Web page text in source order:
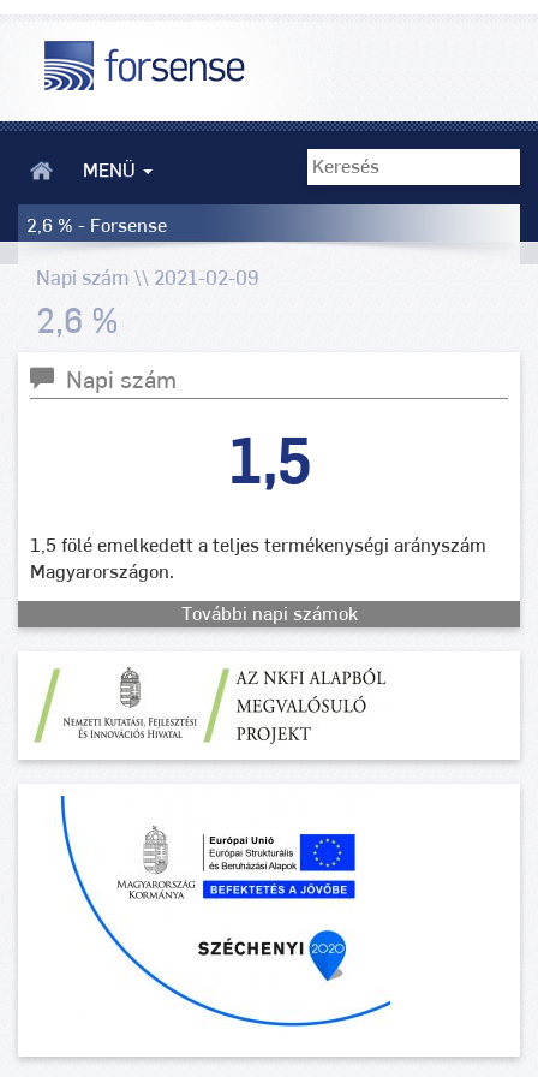
MENÜ
2,6 % - Forsense
Napi szám \\ 2021-02-09
2,6 %
Napi szám
1,5
1,5 fölé emelkedett a teljes termékenységi arányszám
Magyarországon.
További napi számok